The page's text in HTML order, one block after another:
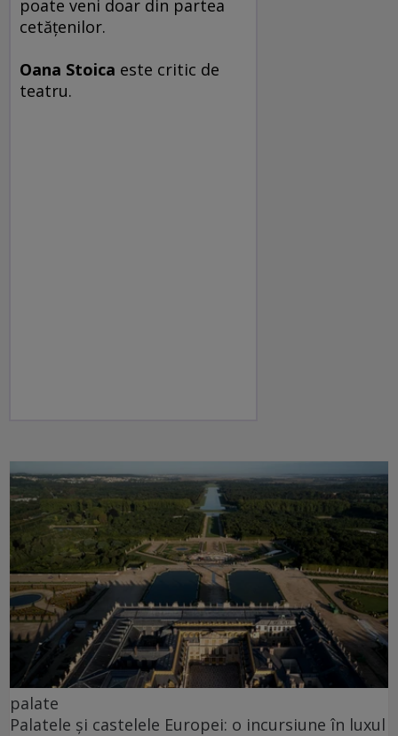
poate veni doar din partea
cetăţenilor.
Oana Stoica este critic de
teatru.
palate
Palatele și castelele Europei: o incursiune în luxul